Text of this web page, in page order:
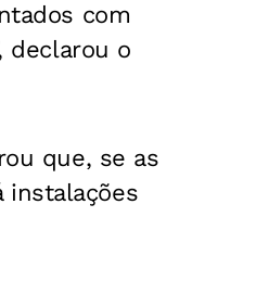
com
declarou o
que, se as
instalações